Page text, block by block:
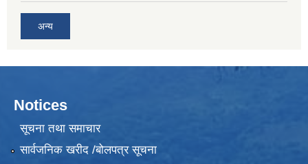
अन्य
Notices
सूचना तथा समाचार
सार्वजनिक खरीद /बोलपत्र सूचना